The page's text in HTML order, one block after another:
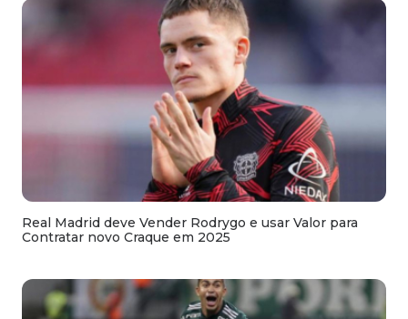
Real Madrid deve Vender Rodrygo e usar Valor para
Contratar novo Craque em 2025